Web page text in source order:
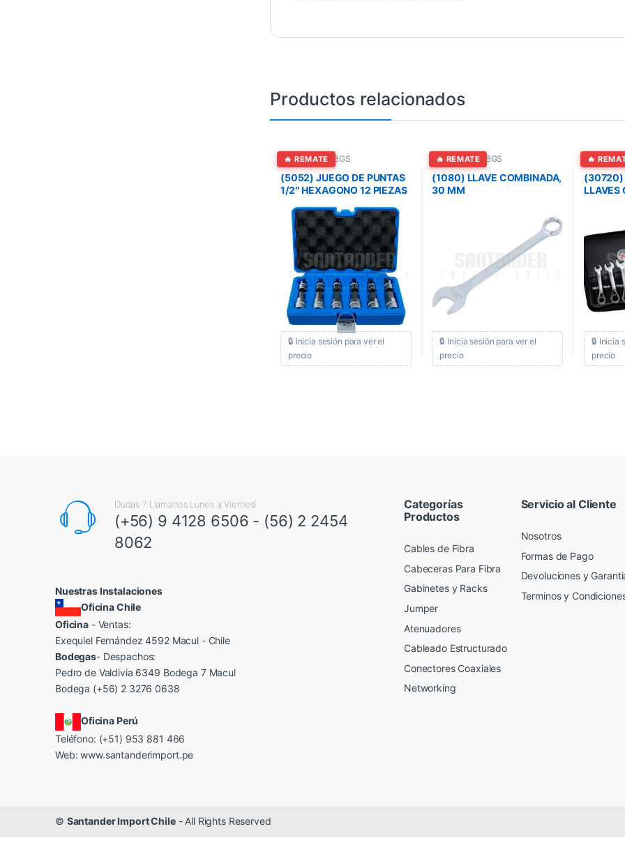
Productos relacionados
🔥 REMATE
Herramientas BGS
(5052) JUEGO DE PUNTAS
1/2″ HEXAGONO 12 PIEZAS
🔒 Inicia sesión para ver el
precio
🔥 REMATE
Herramientas BGS
(1080) LLAVE COMBINADA,
30 MM
🔒 Inicia sesión para ver el
precio
🔥
(30720)
LLAVES
🔒 Inicia
precio
Dudas ? Llamanos Lunes a Viernes!
(+56) 9 4128 6506 - (56) 2 2454
8062
Nuestras Instalaciones
Oficina Chile
Oficina - Ventas:
Exequiel Fernández 4592 Macul - Chile
Bodegas- Despachos:
Pedro de Valdivia 6349 Bodega 7 Macul
Bodega (+56) 2 3276 0638
Oficina Perú
Teléfono: (+51) 953 881 466
Web:www.santanderimport.pe
Categorías
Productos
Cables de Fibra
Cabeceras Para Fibra
Gabinetes y Racks
Jumper
Atenuadores
Cableado Estructurado
Conectores Coaxiales
Networking
Servicio al Cliente
Nosotros
Formas de Pago
Devoluciones y
Terminos y
© Santander Import Chile- All Rights Reserved